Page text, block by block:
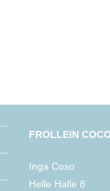
FROLLEIN
Inga Coso
Helle Halle 8